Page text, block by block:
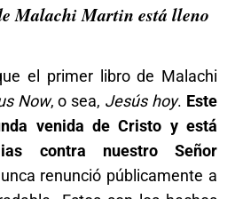
Malachi Martin está lleno
el primer libro de Malachi
Now, o sea, Jesús hoy. Este
venida de Cristo y está
contra nuestro Señor
renunció públicamente a